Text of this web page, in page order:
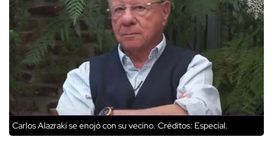
Carlos Alazraki se enojó con su vecino. Créditos: Especial.